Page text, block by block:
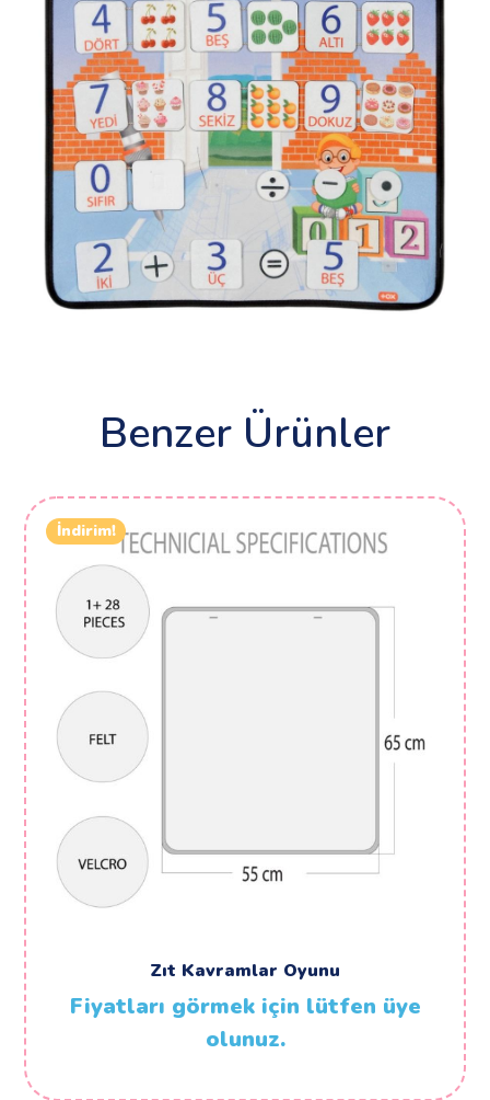
Benzer Ürünler
İndirim!
Zıt Kavramlar Oyunu
Fiyatları görmek için lütfen üye
olunuz.